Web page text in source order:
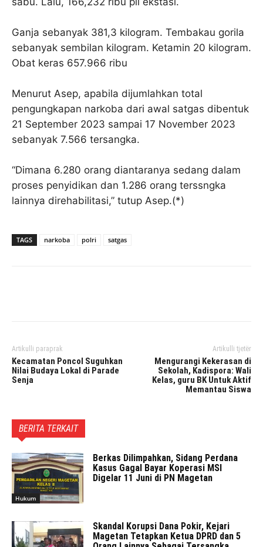
Ganja sebanyak 381,3 kilogram. Tembakau gorila
sebanyak sembilan kilogram. Ketamin 20 kilogram.
Obat keras 657.966 ribu
Menurut Asep, apabila dijumlahkan total
pengungkapan narkoba dari awal satgas dibentuk
21 September 2023 sampai 17 November 2023
sebanyak 7.566 tersangka.
“Dimana 6.280 orang diantaranya sedang dalam
proses penyidikan dan 1.286 orang terssngka
lainnya direhabilitasi,” tutup Asep.(*)
TAGS narkoba polri satgas
Artikulli paraprak
Kecamatan Poncol Suguhkan
Nilai Budaya Lokal di Parade
Senja
Artikulli tjetër
Mengurangi Kekerasan di
Sekolah, Kadispora: Wali
Kelas, guru BK Untuk Aktif
Memantau Siswa
BERITA TERKAIT
Hukum
Berkas Dilimpahkan, Sidang Perdana
Kasus Gagal Bayar Koperasi MSI
Digelar 11 Juni di PN Magetan
Skandal Korupsi Dana Pokir, Kejari
Magetan Tetapkan Ketua DPRD dan 5